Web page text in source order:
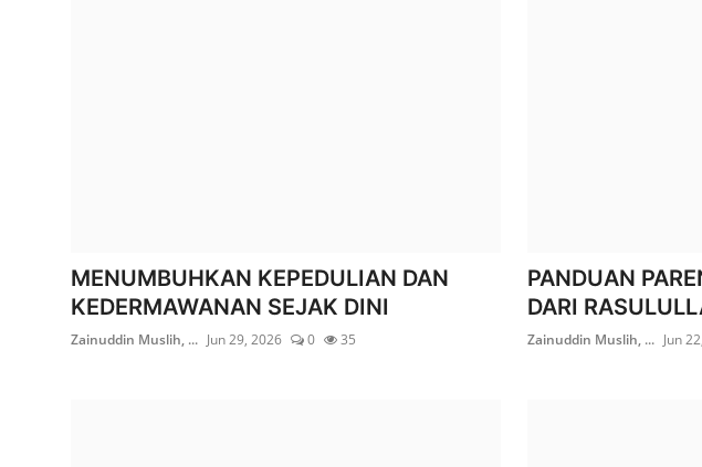
MENUMBUHKAN KEPEDULIAN DAN
KEDERMAWANAN SEJAK DINI
Zainuddin Muslih, ... Jun 29, 2026 0 35
PANDUAN
Zainuddin Muslih, ... Jun